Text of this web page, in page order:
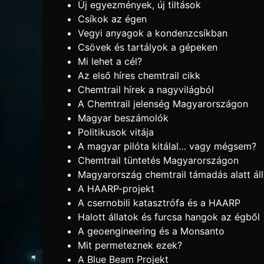
Új egyezmények, új tiltások
Csíkok az égen
Vegyi anyagok a kondenzcsíkban
Csövek és tartályok a gépeken
Mi lehet a cél?
Az első híres chemtrail cikk
Chemtrail hírek a nagyvilágból
A Chemtrail jelenség Magyarországon
Magyar beszámolók
Politikusok vitája
A magyar pilóta kitálal… vagy mégsem?
Chemtrail tüntetés Magyarországon
Magyarország chemtrail támadás alatt
A HAARP-projekt
A csernobili katasztrófa és a HAARP
Halott állatok és furcsa hangok az égből
A geoengineering és a Monsanto
Mit permeteznek ezek?
A Blue Beam Projekt